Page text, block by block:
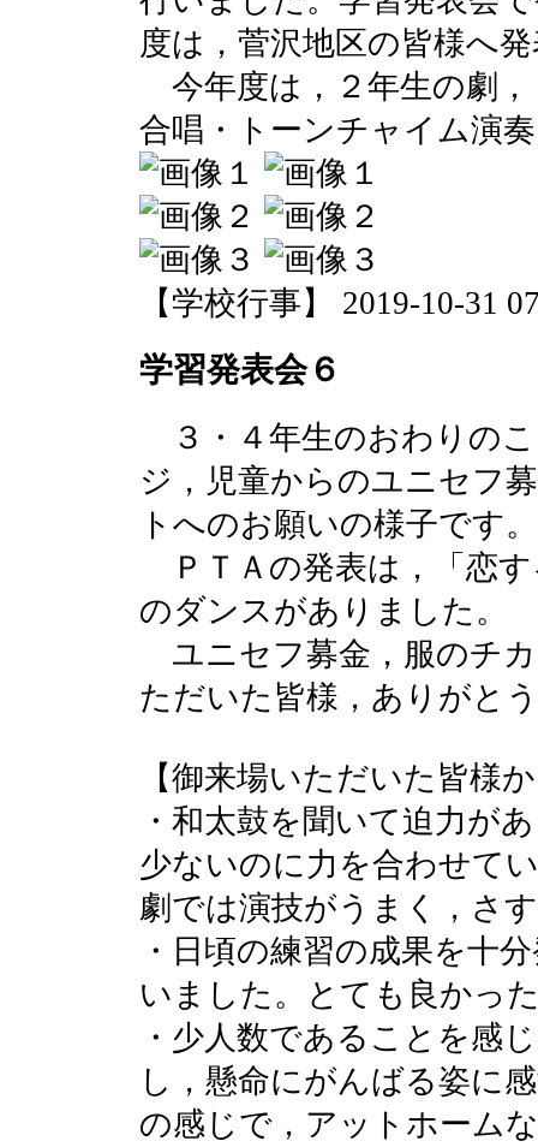
度は，菅沢地区の皆様へ
今年度は，２年生の劇，
合唱・トーンチャイム演
【学校行事】 2019-10-31
学習発表会６
３・４年生のおわりの
ジ，児童からのユニセフ
トへのお願いの様子です。
ＰＴＡの発表は，「恋
のダンスがありました。
ユニセフ募金，服のチ
ただいた皆様，ありがと
【御来場いただいた皆様
・和太鼓を聞いて迫力が
少ないのに力を合わせて
劇では演技がうまく，さ
・日頃の練習の成果を十
いました。とても良かっ
・少人数であることを感
し，懸命にがんばる姿に
の感じで，アットホーム